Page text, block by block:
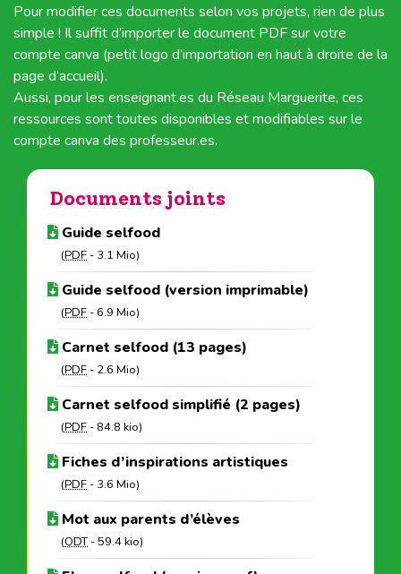
Pour modifier ces documents selon vos projets, rien de plus
simple ! Il suffit d’importer le document PDF sur votre
compte canva (petit logo d’importation en haut à droite de la
page d’accueil).
Aussi, pour les enseignant.es du Réseau Marguerite, ces
ressources sont toutes disponibles et modifiables sur le
compte canva des professeur.es.
Documents joints
Guide selfood
(PDF - 3.1 Mio)
Guide selfood (version imprimable)
(PDF - 6.9 Mio)
Carnet selfood (13 pages)
(PDF - 2.6 Mio)
Carnet selfood simplifié (2 pages)
(PDF - 84.8 kio)
Fiches d’inspirations artistiques
(PDF - 3.6 Mio)
Mot aux parents d’élèves
(ODT-59.4 kio)